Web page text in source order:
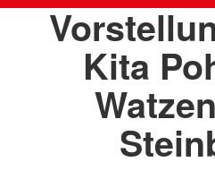
Kita